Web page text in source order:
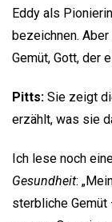
Eddy als
bezeichnen.
Gemüt, Gott, der
Pitts: Sie zeigt
erzählt, was sie
Ich lese noch
Gesundheit:
sterbliche